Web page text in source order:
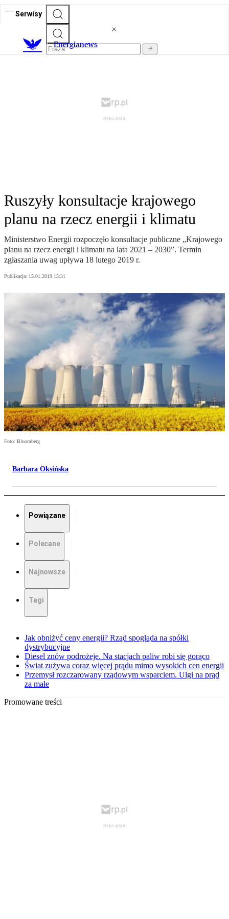
Serwisy
Energianews
Ruszyły konsultacje krajowego
planu na rzecz energii i klimatu
Ministerstwo Energii rozpoczęło konsultacje publiczne „Krajowego
planu na rzecz energii i klimatu na lata 2021 – 2030”. Termin
zgłaszania uwag upływa 18 lutego 2019 r.
Publikacja: 15.01.2019 15:31
Foto: Bloomberg
Barbara Oksińska
Powiązane
Polecane
Najnowsze
Tagi
Jak obniżyć ceny energii? Rząd spogląda na spółki
dystrybucyjne
Diesel znów podrożeje. Na stacjach paliw robi się gorąco
Świat zużywa coraz więcej prądu mimo wysokich cen energii
Przemysł rozczarowany rządowym wsparciem. Ulgi na prąd
za małe
Promowane treści